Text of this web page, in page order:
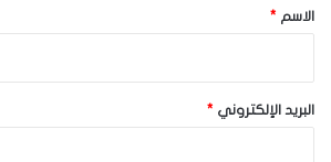
*الاسم *
البريد الإلكتروني *